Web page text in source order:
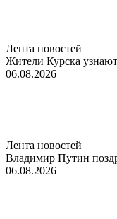
Лента новостей
Жители Курска
06.08.2026
Лента новостей
Владимир Путин
06.08.2026